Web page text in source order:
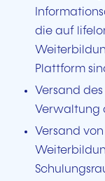
die auf
Plattform
Versand des
Verwaltung
Versand